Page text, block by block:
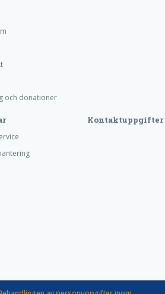
och donationer
Kontaktuppgifter